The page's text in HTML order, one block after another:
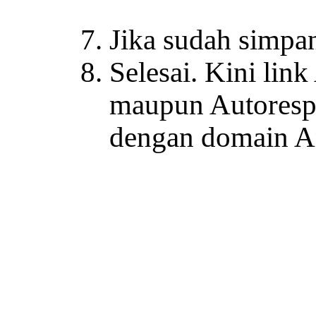
Jika sudah
Selesai. Kini link
maupun
dengan domain